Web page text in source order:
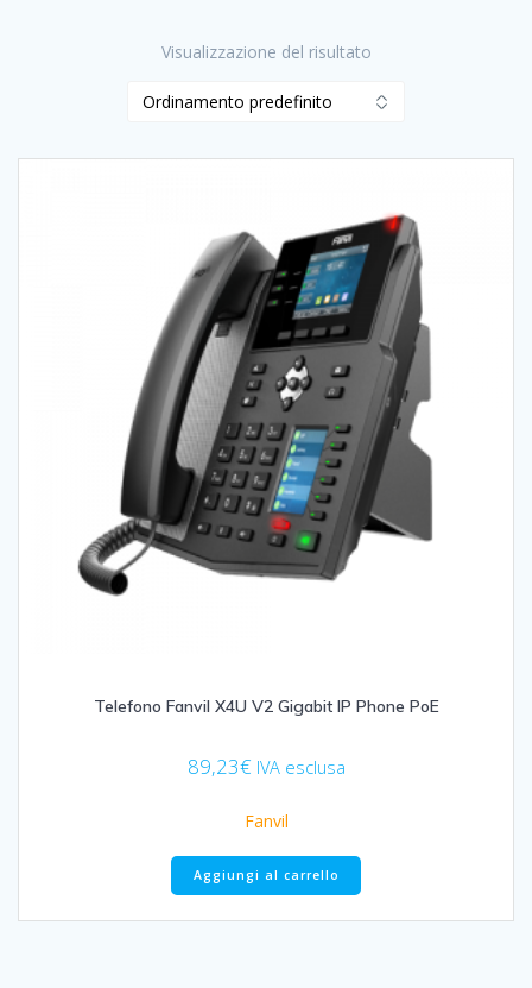
Visualizzazione del risultato
Telefono Fanvil X4U V2 Gigabit IP Phone PoE
89,23€ IVA esclusa
Fanvil
Aggiungi al carrello